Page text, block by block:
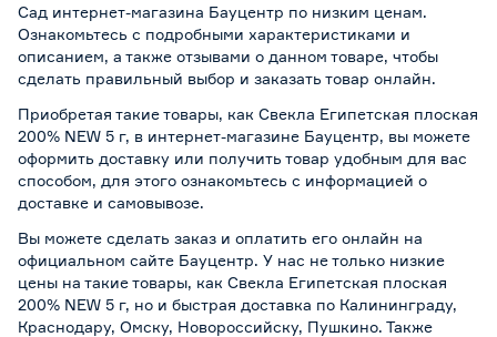
Сад интернет-магазина Бауцентр по низким ценам.
Ознакомьтесь с подробными характеристиками и
описанием, а также отзывами о данном товаре, чтобы
сделать правильный выбор и заказать товар онлайн.
Приобретая такие товары, как Свекла Египетская плоская
200% NEW 5 г, в интернет-магазине Бауцентр, вы можете
оформить доставку или получить товар удобным для вас
способом, для этого ознакомьтесь с информацией о
доставке и самовывозе.
Вы можете сделать заказ и оплатить его онлайн на
официальном сайте Бауцентр. У нас не только низкие
цены на такие товары, как Свекла Египетская плоская
200% NEW 5 г, но и быстрая доставка по Калининграду,
Краснодару, Омску, Новороссийску, Пушкино. Также